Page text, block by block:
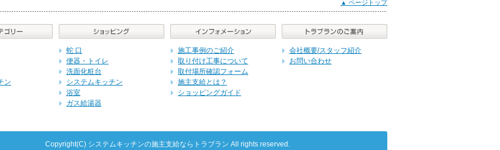
▲ ページトップ
ン
蛇 口
便器・トイレ
洗面化粧台
システムキッチン
浴室
ガス給湯器
施工事例のご紹介
取り付け工事について
取付場所確認フォーム
施主支給とは？
ショッピングガイド
会社概要/スタッフ紹介
お問い合わせ
Copyright(C) システムキッチンの施主支給ならトラブラン All rights reserved.